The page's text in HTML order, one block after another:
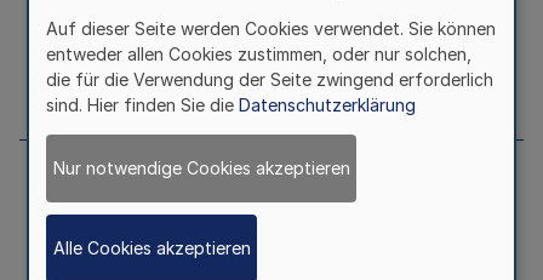
Erschienen in Teil 2
Seite 27
2. Satzung zur Änderung der Satzung
des Zweckverbandes Studieninstitut für
Auf dieser Seite werden Cookies verwendet. Sie können
entweder allen Cookies zustimmen, oder nur solchen,
die für die Verwendung der Seite zwingend erforderlich
sind. Hier finden Sie die Datenschutzerklärung
Nur notwendige Cookies akzeptieren
Alle Cookies akzeptieren